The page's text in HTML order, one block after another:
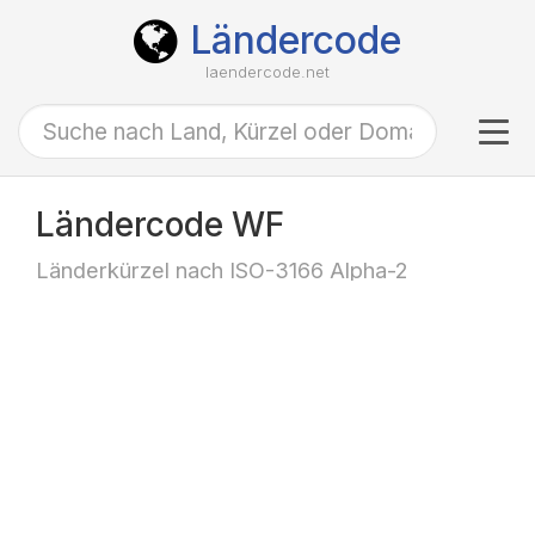
Ländercode
laendercode.net
Ländercode WF
Länderkürzel nach ISO-3166 Alpha-2